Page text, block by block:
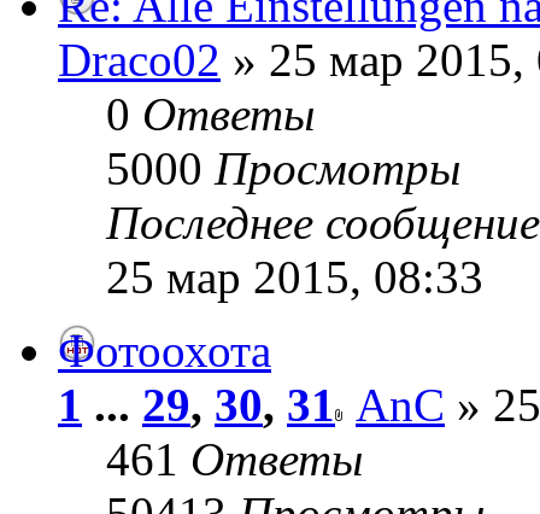
Draco02 » 25 мар 2015,
0 Ответы
5000 Просмотры
Последнее
25 мар 2015, 08:33
Фотоохота
1 ... 29, 30, 31 AnC »
461 Ответы